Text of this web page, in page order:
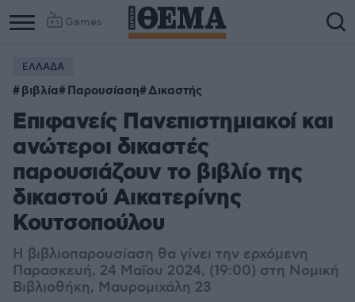
Games
ΕΛΛΑΔΑ
βιβλία Παρουσίαση Δικαστής
Επιφανείς Πανεπιστημιακοί και
ανώτεροι δικαστές
παρουσιάζουν το βιβλίο της
δικαστού Αικατερίνης
Κουτσοπούλου
Η βιβλιοπαρουσίαση θα γίνει την ερχόμενη
Παρασκευή, 24 Μαΐου 2024, (19:00) στη Νομική
Βιβλιοθήκη, Μαυροµιχάλη 23